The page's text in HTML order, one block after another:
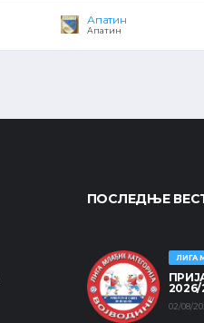
Апатин
Апатин
ПОСЛЕДЊЕ
ЛИГА
2026/
02/08/